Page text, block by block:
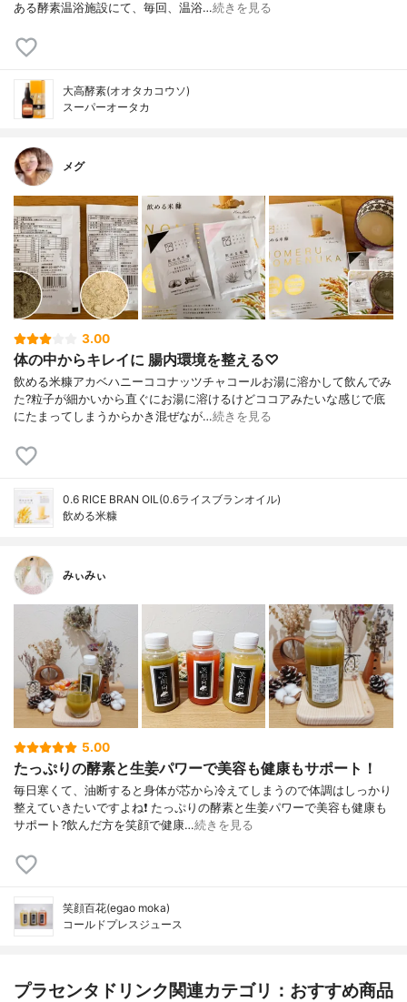
ある酵素温浴施設にて、毎回、温浴…続きを見る
大高酵素(オオタカコウソ)
スーパーオータカ
メグ
3.00
体の中からキレイに 腸内環境を整える♡
飲める米糠アカベハニーココナッツチャコールお湯に溶かして飲んでみ
た?粒子が細かいから直ぐにお湯に溶けるけどココアみたいな感じで底
にたまってしまうからかき混ぜなが…続きを見る
0.6 RICE BRAN OIL(0.6ライスブランオイル)
飲める米糠
みぃみぃ
5.00
たっぷりの酵素と生姜パワーで美容も健康もサポート！
毎日寒くて、油断すると身体が芯から冷えてしまうので体調はしっかり
整えていきたいですよね❗ たっぷりの酵素と生姜パワーで美容も健康も
サポート?飲んだ方を笑顔で健康…続きを見る
笑顔百花(egao moka)
コールドプレスジュース
プラセンタドリンク関連カテゴリ：おすすめ商品